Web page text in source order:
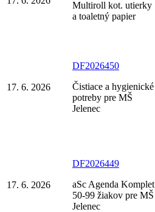
Multiroll kot. utierky
a toaletný papier
17. 6. 2026
DF2026450
Čistiace a hygienické
potreby pre MŠ
Jelenec
17. 6. 2026
DF2026449
aSc Agenda Komplet
50-99 žiakov pre MŠ
Jelenec